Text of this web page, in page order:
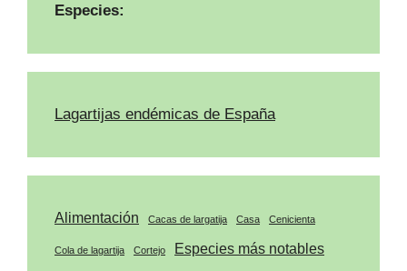
Especies:
Lagartijas endémicas de España
Alimentación Cacas de largatija Casa Cenicienta
Cola de lagartija Cortejo Especies más notables